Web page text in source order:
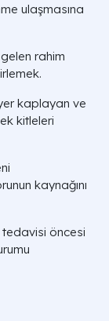
ulaşmasına
rahim
kaplayan ve
kitleleri
kaynağını
öncesi